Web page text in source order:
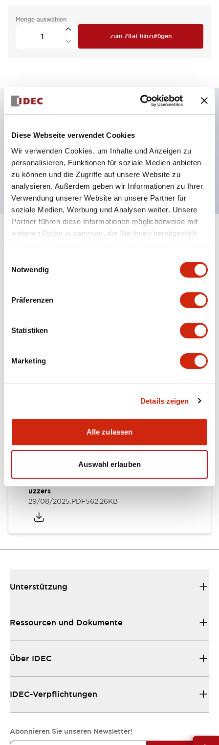
Diese Webseite verwendet Cookies
Wir verwenden Cookies, um Inhalte und Anzeigen zu
personalisieren, Funktionen für soziale Medien anbieten
zu können und die Zugriffe auf unsere Website zu
analysieren. Außerdem geben wir Informationen zu Ihrer
Verwendung unserer Website an unsere Partner für
soziale Medien, Werbung und Analysen weiter. Unsere
Partner führen diese Informationen möglicherweise mit
weiteren Daten zusammen, die Sie ihnen bereitgestellt
haben oder die sie im Rahmen Ihrer Nutzung der Dienste
Notwendig
Präferenzen
Statistiken
Marketing
Details zeigen
Alle zulassen
Auswahl erlauben
Menge auswählen
zum Zitat hinzufügen
24VDC Stromversorgung, Schraubklemme,
Separate/Gemeinsame Verkabelung, Source-
Ausgang, 1 Kanal
Spezifikationen Alle erweitern
Kataloge & Broschüren Bedienungsanleitung
ed Pushbuttons\, Illuminated Selector Switches\, B
uzzers
29/08/2025.PDF562.26KB
Unterstützung
Ressourcen und Dokumente
Über IDEC
IDEC-Verpflichtungen
Abonnieren Sie unseren Newsletter!